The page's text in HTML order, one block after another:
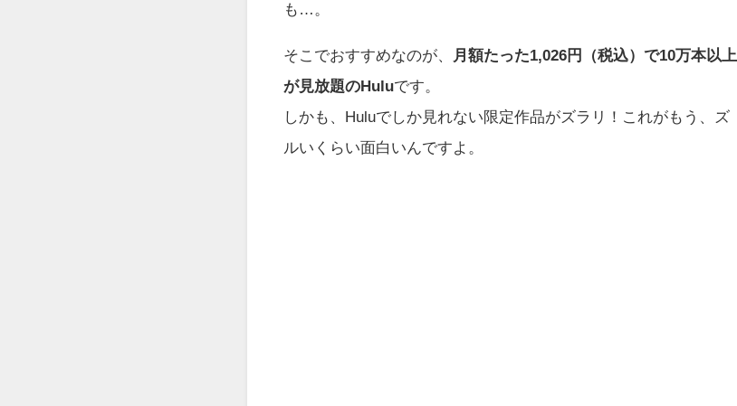
も…。
そこでおすすめなのが、
月額たった1,026円（税込）で10万本以上
が見放題のHuluです。
しかも、Huluでしか見れない限定作品がズラリ！これがもう、ズ
ルいくらい面白いんですよ。